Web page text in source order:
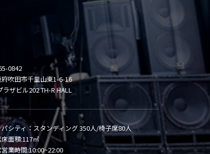
0842
吹田市千里山東1-6-16
ラザビル202 TH-R HALL
パシティ：スタンディング 350人/椅子席80人
面積:117㎡
業時間:10:00~22:00